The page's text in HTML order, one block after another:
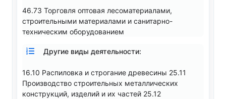
46.73 Торговля оптовая лесоматериалами,
строительными материалами и санитарно-
техническим оборудованием
Другие виды деятельности:
16.10 Распиловка и строгание древесины 25.11
Производство строительных металлических
конструкций, изделий и их частей 25.12